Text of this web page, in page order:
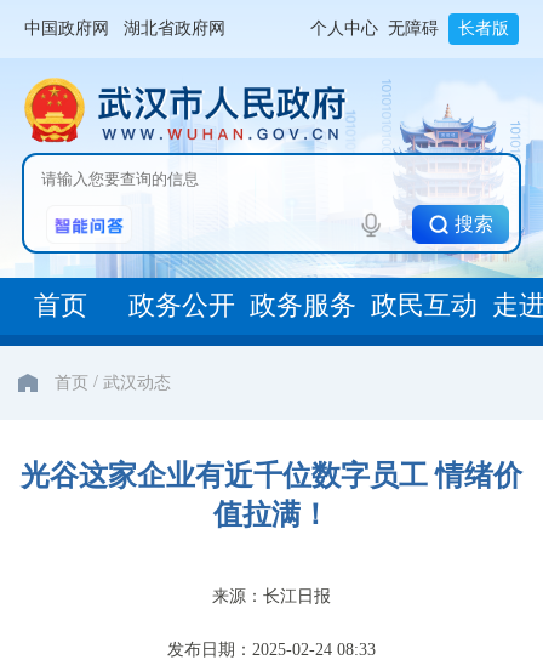
中国政府网 湖北省政府网 个人中心 无障碍 长者版
搜索
首页 政务公开 政务服务 政民互动 走
首页 / 武汉动态
光谷这家企业有近千位数字员工 情绪价
值拉满！
来源：长江日报
发布日期：2025-02-24 08:33